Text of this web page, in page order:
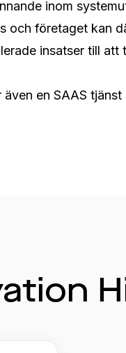
inom
och företaget kan
insatser till att
en SAAS tjänst